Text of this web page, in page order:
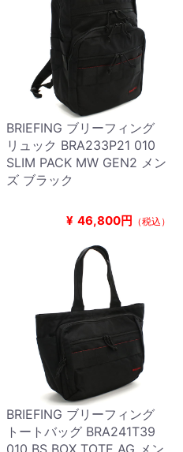
BRIEFING ブリーフィング
リュック BRA233P21 010
SLIM PACK MW GEN2 メン
ズ ブラック
¥ 46,800円 （税込）
BRIEFING ブリーフィング
トートバッグ BRA241T39